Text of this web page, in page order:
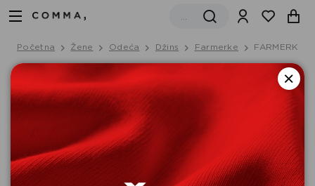
Početna Žene Odeća Džins Farmerke FARMERKE